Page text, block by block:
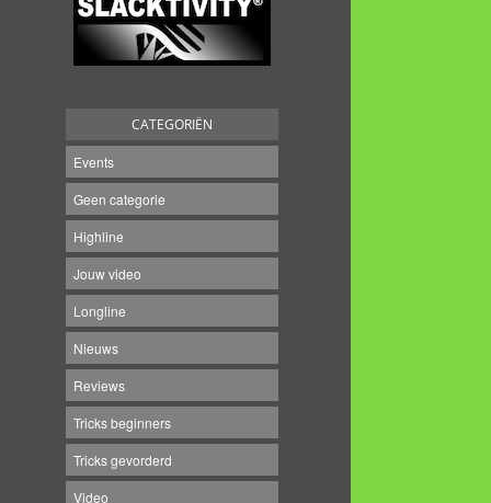
CATEGORIËN
Events
Geen categorie
Highline
Jouw video
Longline
Nieuws
Reviews
Tricks beginners
Tricks gevorderd
Video